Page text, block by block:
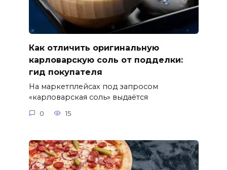
Как отличить оригинальную
карловарскую соль от подделки:
гид покупателя
На маркетплейсах под запросом
«карловарская соль» выдаётся
0 15